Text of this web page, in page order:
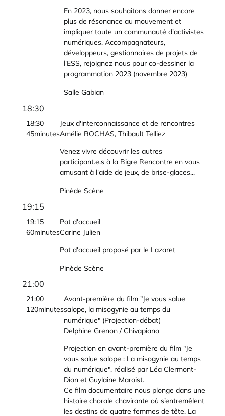
En 2023, nous souhaitons donner encore
plus de résonance au mouvement et
impliquer toute un communauté d'activistes
numériques. Accompagnateurs,
développeurs, gestionnaires de projets de
l'ESS, rejoignez nous pour co-dessiner la
programmation 2023 (novembre 2023)
Salle Gabian
18:30
18:30
45minutes
Jeux d'interconnaissance et de rencontres
Amélie ROCHAS, Thibault Telliez
Venez vivre découvrir les autres
participant.e.s à la Bigre Rencontre en vous
amusant à l'aide de jeux, de brise-glaces...
Pinède Scène
19:15
19:15
60minutes
Pot d'accueil
Carine Julien
Pot d'accueil proposé par le Lazaret
Pinède Scène
21:00
21:00
120minutes
Avant-première du film "Je vous salue
salope, la misogynie au temps du
numérique" (Projection-débat)
Delphine Grenon / Chivapiano
Projection en avant-première du film "Je
vous salue salope : La misogynie au temps
du numérique", réalisé par Léa Clermont-
Dion et Guylaine Maroist.
Ce film documentaire nous plonge dans une
histoire chorale chavirante où s’entremêlent
les destins de quatre femmes de tête. La